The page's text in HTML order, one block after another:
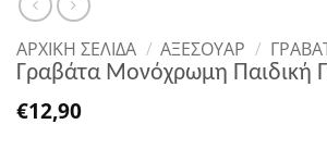
ΑΡΧΙΚΉ ΣΕΛΊΔΑ / ΑΞΕΣΟΥΑΡ /
Γραβάτα Μονόχρωμη Παιδική
€12,90